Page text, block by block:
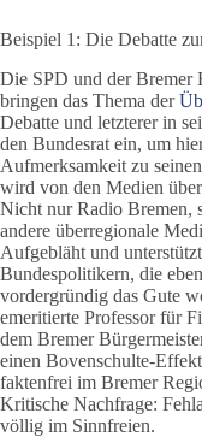
Beispiel 1: Die Debatte
Die SPD und der Bremer
bringen das Thema der
Debatte und letzterer in
den Bundesrat ein, um
Aufmerksamkeit zu
wird von den Medien
Nicht nur Radio Bremen,
andere überregionale
Aufgebläht und
Bundespolitikern, die
vordergründig das Gute
emeritierte Professor für
dem Bremer
einen Bovenschulte-
faktenfrei im Bremer
Kritische Nachfrage:
völlig im Sinnfreien.